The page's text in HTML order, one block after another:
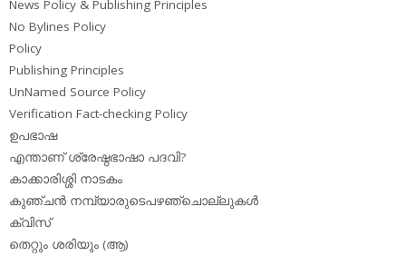
News Policy & Publishing Principles
No Bylines Policy
Policy
Publishing Principles
UnNamed Source Policy
Verification Fact-checking Policy
ഉപഭാഷ
എന്താണ് ശ്രേഷ്ഠഭാഷാ പദവി?
കാക്കാരിശ്ശി നാടകം
കുഞ്ചന്‍ നമ്പ്യാരുടെപഴഞ്ചൊല്ലുകള്‍
ക്വിസ്
തെറ്റും ശരിയും (ആ)